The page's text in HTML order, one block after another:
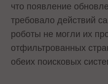
что появление
требовало действий
роботы не могли их
отфильтрованных
обеих поисковых